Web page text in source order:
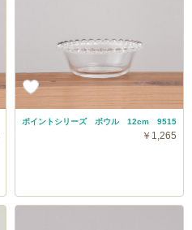
ポイントシリーズ ボウル 12cm 9515
￥1,265